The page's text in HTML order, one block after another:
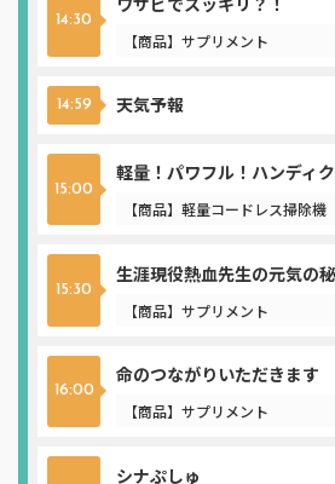
14:30
【商品】サプリメント
14:59 天気予報
15:00
軽量！パワフル！ハンディ
【商品】軽量コードレス掃除機
15:30
生涯現役熱血先生の元気の
【商品】サプリメント
16:00
命のつながりいただきます
【商品】サプリメント
シナぷしゅ